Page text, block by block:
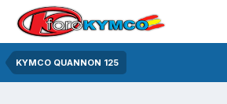
KYMCO QUANNON 125